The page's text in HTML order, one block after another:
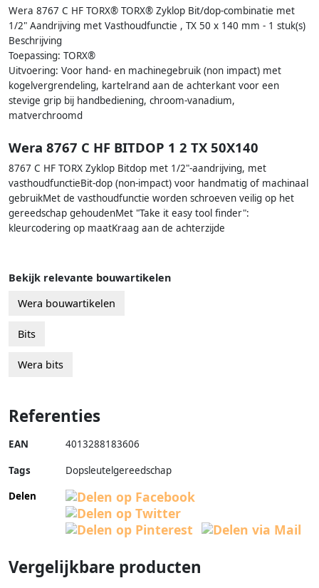
Wera 8767 C HF TORX® TORX® Zyklop Bit/dop-combinatie met
1/2" Aandrijving met Vasthoudfunctie , TX 50 x 140 mm - 1 stuk(s)
Beschrijving
Toepassing: TORX®
Uitvoering: Voor hand- en machinegebruik (non impact) met
kogelvergrendeling, kartelrand aan de achterkant voor een
stevige grip bij handbediening, chroom-vanadium,
matverchroomd
Wera 8767 C HF BITDOP 1 2 TX 50X140
8767 C HF TORX Zyklop Bitdop met 1/2"-aandrijving, met
vasthoudfunctieBit-dop (non-impact) voor handmatig of machinaal
gebruikMet de vasthoudfunctie worden schroeven veilig op het
gereedschap gehoudenMet "Take it easy tool finder":
kleurcodering op maatKraag aan de achterzijde
Bekijk relevante bouwartikelen
Wera bouwartikelen
Bits
Wera bits
Referenties
EAN 4013288183606
Tags
Dopsleutelgereedschap
Delen
Vergelijkbare producten